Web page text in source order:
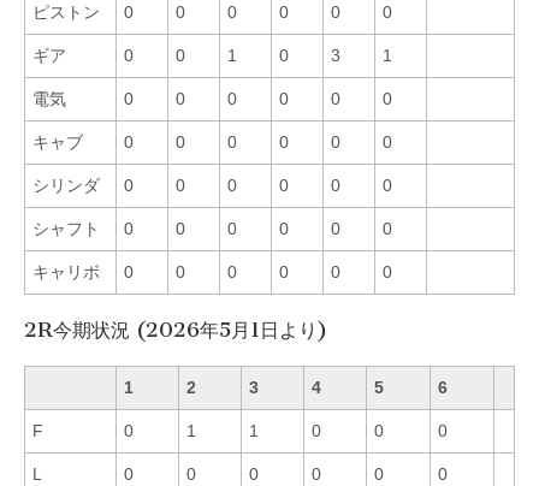
ピストン 0 0 0 0 0 0
ギア 0 0 1 0 3 1
電気 0 0 0 0 0 0
キャブ 0 0 0 0 0 0
シリンダ 0 0 0 0 0 0
シャフト 0 0 0 0 0 0
キャリボ 0 0 0 0 0 0
2R今期状況 (2026年5月1日より)
1 2 3 4 5 6
F 0 1 1 0 0 0
L 0 0 0 0 0 0